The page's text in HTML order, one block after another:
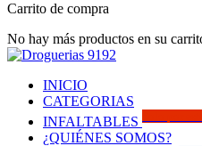
Carrito de compra
No hay más productos en su
INICIO
CATEGORIAS
INFALTABLES
¿QUIÉNES SOMOS?